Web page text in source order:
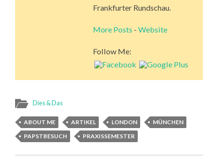
Frankfurter Rundschau.
More Posts -Website
Follow Me:
Dies & Das
ABOUT ME ARTIKEL LONDON
MÜNCHEN
PAPSTBESUCH
PRAXISSEMESTER